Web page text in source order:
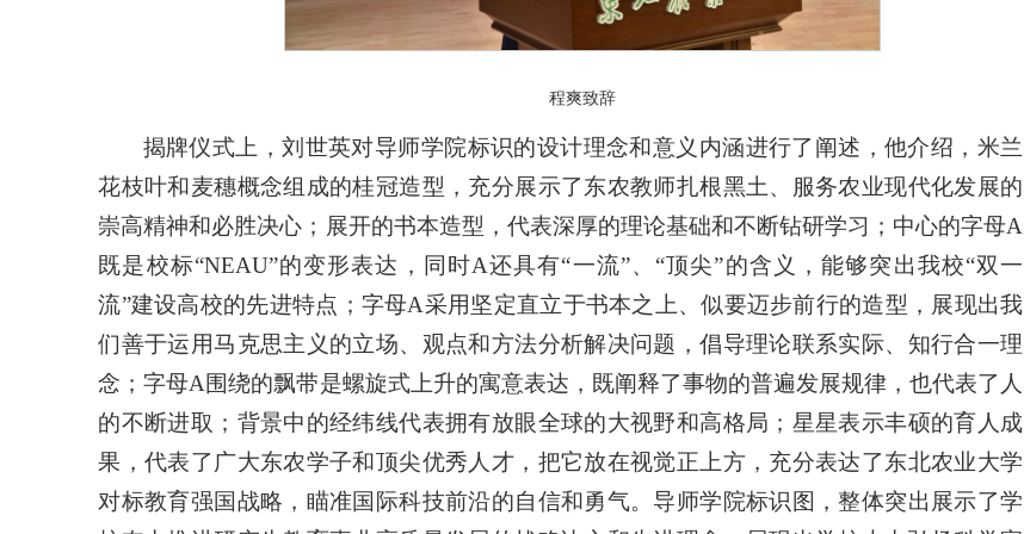
程爽致辞
揭牌仪式上，刘世英对导师学院标识的设计理念和意义内涵进行了阐述，他介绍，米兰
花枝叶和麦穗概念组成的桂冠造型，充分展示了东农教师扎根黑土、服务农业现代化发展的
崇高精神和必胜决心；展开的书本造型，代表深厚的理论基础和不断钻研学习；中心的字母A
既是校标“NEAU”的变形表达，同时A还具有“一流”、“顶尖”的含义，能够突出我校“双一
流”建设高校的先进特点；字母A采用坚定直立于书本之上、似要迈步前行的造型，展现出我
们善于运用马克思主义的立场、观点和方法分析解决问题，倡导理论联系实际、知行合一理
念；字母A围绕的飘带是螺旋式上升的寓意表达，既阐释了事物的普遍发展规律，也代表了人
的不断进取；背景中的经纬线代表拥有放眼全球的大视野和高格局；星星表示丰硕的育人成
果，代表了广大东农学子和顶尖优秀人才，把它放在视觉正上方，充分表达了东北农业大学
对标教育强国战略，瞄准国际科技前沿的自信和勇气。导师学院标识图，整体突出展示了学